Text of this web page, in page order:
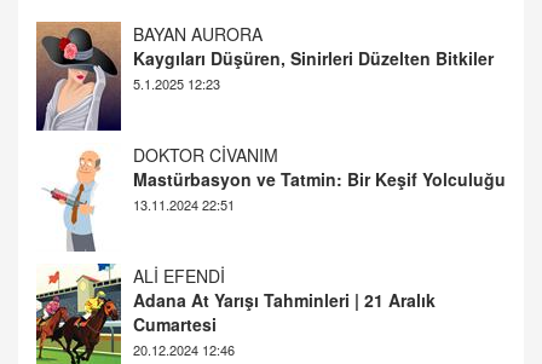
DOKTOR CİVANIM
Mastürbasyon ve Tatmin: Bir Keşif Yolculuğu
13.11.2024 22:51
ALİ EFENDİ
Adana At Yarışı Tahminleri | 21 Aralık
Cumartesi
TUTKUNUN PERİSİ
Sağlıklı Bir Cinsel Yaşam ile İlgili Bilinmesi
Gerekenler
08.11.2024 13:16